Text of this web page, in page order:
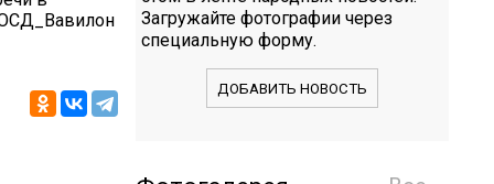
Загружайте фотографии через
специальную форму.
ДОБАВИТЬ НОВОСТЬ